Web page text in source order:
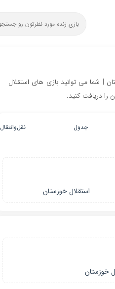
| شما می توانید بازی های استقلال
را دریافت کنید.
جدول نقل‌و‌انتقال
استقلال خوزستان
خوزستان